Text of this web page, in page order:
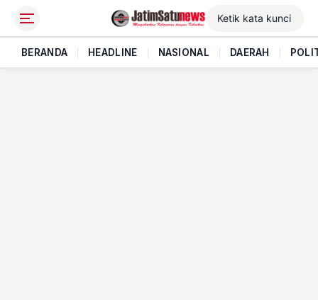
BERANDA HEADLINE NASIONAL DAERAH